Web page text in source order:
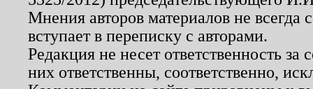
Мнения авторов материалов не
вступает в переписку с авторами.
Редакция не несет ответственность
них ответственны, соответственно,